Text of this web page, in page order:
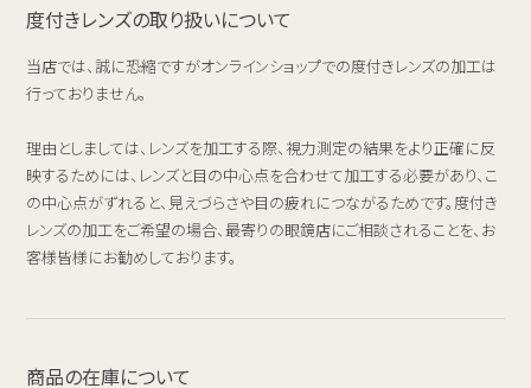
度付きレンズの取り扱いについて
当店では、誠に恐縮ですがオンラインショップでの度付きレンズの加工は
行っておりません。
理由としましては、レンズを加工する際、視力測定の結果をより正確に反
映するためには、レンズと目の中心点を合わせて加工する必要があり、こ
の中心点がずれると、見えづらさや目の疲れにつながるためです。度付き
レンズの加工をご希望の場合、最寄りの眼鏡店にご相談されることを、お
客様皆様にお勧めしております。
商品の在庫について